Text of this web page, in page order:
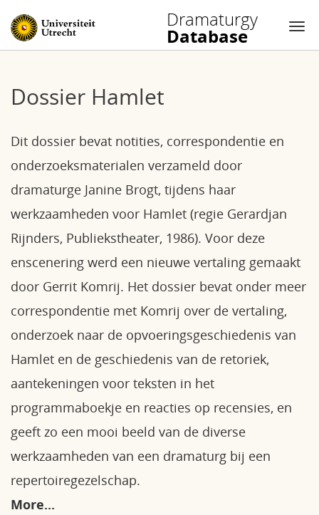
Dramaturgy
Database
content
Dossier Hamlet
Dit dossier bevat notities, correspondentie en
onderzoeksmaterialen verzameld door
dramaturge Janine Brogt, tijdens haar
werkzaamheden voor Hamlet (regie Gerardjan
Rijnders, Publiekstheater, 1986). Voor deze
enscenering werd een nieuwe vertaling gemaakt
door Gerrit Komrij. Het dossier bevat onder meer
correspondentie met Komrij over de vertaling,
onderzoek naar de opvoeringsgeschiedenis van
Hamlet en de geschiedenis van de retoriek,
aantekeningen voor teksten in het
programmaboekje en reacties op recensies, en
geeft zo een mooi beeld van de diverse
werkzaamheden van een dramaturg bij een
repertoiregezelschap.
More...